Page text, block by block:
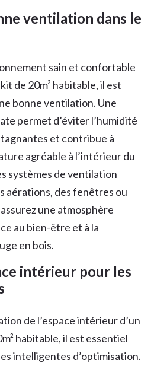
ventilation dans le
sain et confortable
de 20m² habitable, il est
bonne ventilation. Une
permet d’éviter l’humidité
et contribue à
agréable à l’intérieur du
systèmes de ventilation
aérations, des fenêtres ou
une atmosphère
au bien-être et à la
en bois.
intérieur pour les
de l’espace intérieur d’un
habitable, il est essentiel
intelligentes d’optimisation.